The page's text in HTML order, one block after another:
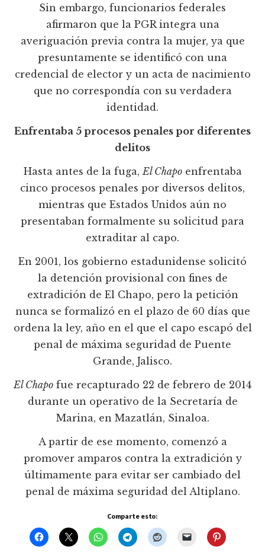
Sin embargo, funcionarios federales
afirmaron que la PGR integra una
averiguación previa contra la mujer, ya que
presuntamente se identificó con una
credencial de elector y un acta de nacimiento
que no correspondía con su verdadera
identidad.
Enfrentaba 5 procesos penales por diferentes
delitos
Hasta antes de la fuga,El Chapoenfrentaba
cinco procesos penales por diversos delitos,
mientras que Estados Unidos aún no
presentaban formalmente su solicitud para
extraditar al capo.
En 2001, los gobierno estadunidense solicitó
la detención provisional con fines de
extradición de El Chapo, pero la petición
nunca se formalizó en el plazo de 60 días que
ordena la ley, año en el que el capo escapó del
penal de máxima seguridad de Puente
Grande, Jalisco.
El Chapo fue recapturado 22 de febrero de 2014
durante un operativo de la Secretaría de
Marina, en Mazatlán, Sinaloa.
A partir de ese momento, comenzó a
promover amparos contra la extradición y
últimamente para evitar ser cambiado del
penal de máxima seguridad del Altiplano.
Comparte esto: